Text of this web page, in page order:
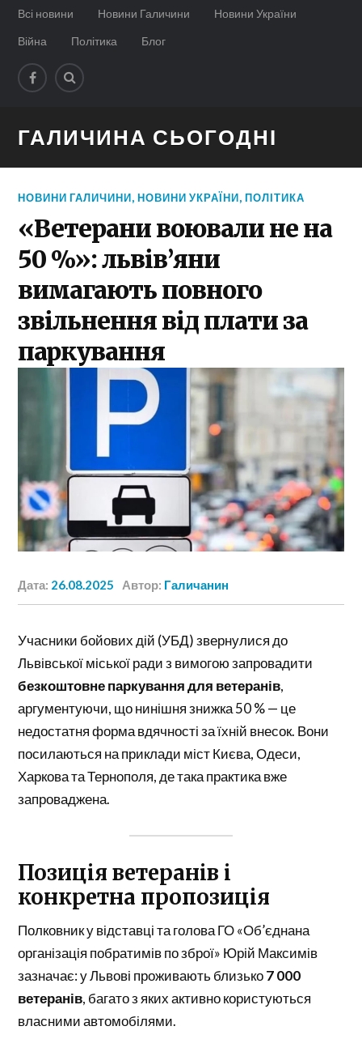
Всі новини Новини Галичини
Новини України
Війна
Політика Блог
ГАЛИЧИНА СЬОГОДНІ
НОВИНИ ГАЛИЧИНИ,НОВИНИ УКРАЇНИ,ПОЛІТИКА
«Ветерани воювали не на
50 %»: львів’яни
вимагають повного
звільнення від плати за
паркування
Дата: 26.08.2025 Автор: Галичанин
Учасники бойових дій (УБД) звернулися до
Львівської міської ради з вимогою запровадити
безкоштовне паркування для ветеранів,
аргументуючи, що нинішня знижка 50 % — це
недостатня форма вдячності за їхній внесок. Вони
посилаються на приклади міст Києва, Одеси,
Харкова та Тернополя, де така практика вже
запроваджена.
Позиція ветеранів і
конкретна пропозиція
Полковник у відставці та голова ГО «Об’єднана
організація побратимів по зброї» Юрій Максимів
зазначає: у Львові проживають близько7 000
ветеранів, багато з яких активно користуються
власними автомобілями.